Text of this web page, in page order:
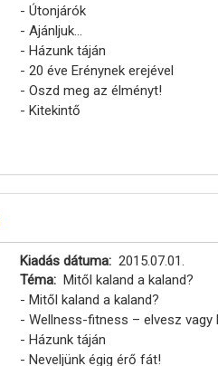
- Útonjárók
- Ajánljuk...
- Házunk táján
- 20 éve Erénynek erejével
- Oszd meg az élményt!
- Kitekintő
Kiadás dátuma
2015.07.01.
Téma
Mitől kaland a kaland?
- Mitől kaland a kaland?
- Wellness-fitness – elvesz vagy
- Házunk táján
- Neveljünk égig érő fát!